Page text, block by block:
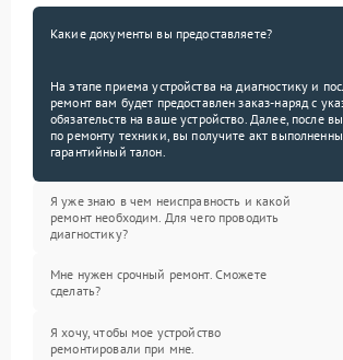
Какие документы вы предоставляете?
На этапе приема устройства на диагностику и
ремонт вам будет предоставлен заказ-наряд с
обязательств на ваше устройство. Далее, после
по ремонту техники, вы получите акт
гарантийный талон.
Я уже знаю в чем неисправность и какой
ремонт необходим. Для чего проводить
диагностику?
Мне нужен срочный ремонт. Сможете
сделать?
Я хочу, чтобы мое устройство
ремонтировали при мне.